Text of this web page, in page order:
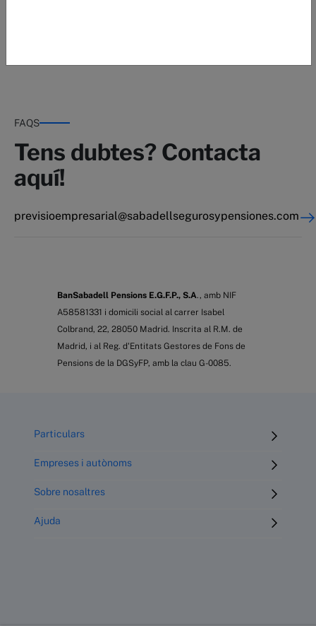
FAQS
Tens dubtes? Contacta
aquí!
previsioempresarial@sabadellsegurosypensiones.com
BanSabadell Pensions E.G.F.P., S.A., amb NIF
A58581331 i domicili social al carrer Isabel
Colbrand, 22, 28050 Madrid. Inscrita al R.M. de
Madrid, i al Reg. d'Entitats Gestores de Fons de
Pensions de la DGSyFP, amb la clau G-0085.
Particulars
Empreses i autònoms
Sobre nosaltres
Ajuda